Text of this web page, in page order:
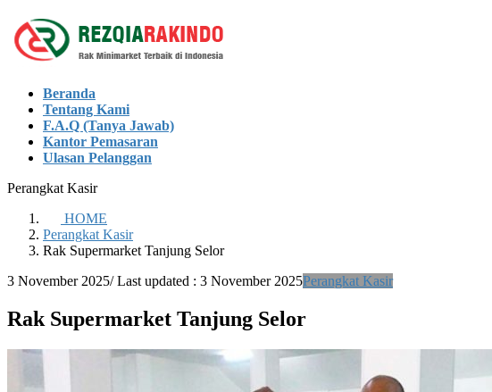
Skip
to
the
Skip
to
the
Beranda
Tentang Kami
F.A.Q (Tanya Jawab)
Kantor Pemasaran
Ulasan Pelanggan
Perangkat Kasir
HOME
Perangkat Kasir
Rak Supermarket Tanjung Selor
3 November 2025/ Last updated : 3 November 2025Perangkat Kasir
Rak Supermarket Tanjung Selor